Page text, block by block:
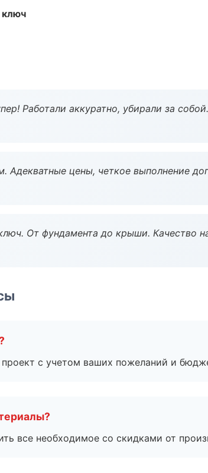
ключ
Работали аккуратно, убирали за
Адекватные цены, четкое выполнение
От фундамента до крыши. Качество
с учетом ваших пожеланий и
все необходимое со скидками от